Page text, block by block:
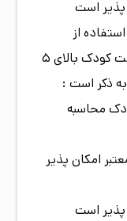
پذیر است
استفاده از
سرویس) رایگان می‌باشد و هزینه‌ی اقامت کودک بالای 5
ذکر است :
محاسبه
امکان پذیر
پذیر است